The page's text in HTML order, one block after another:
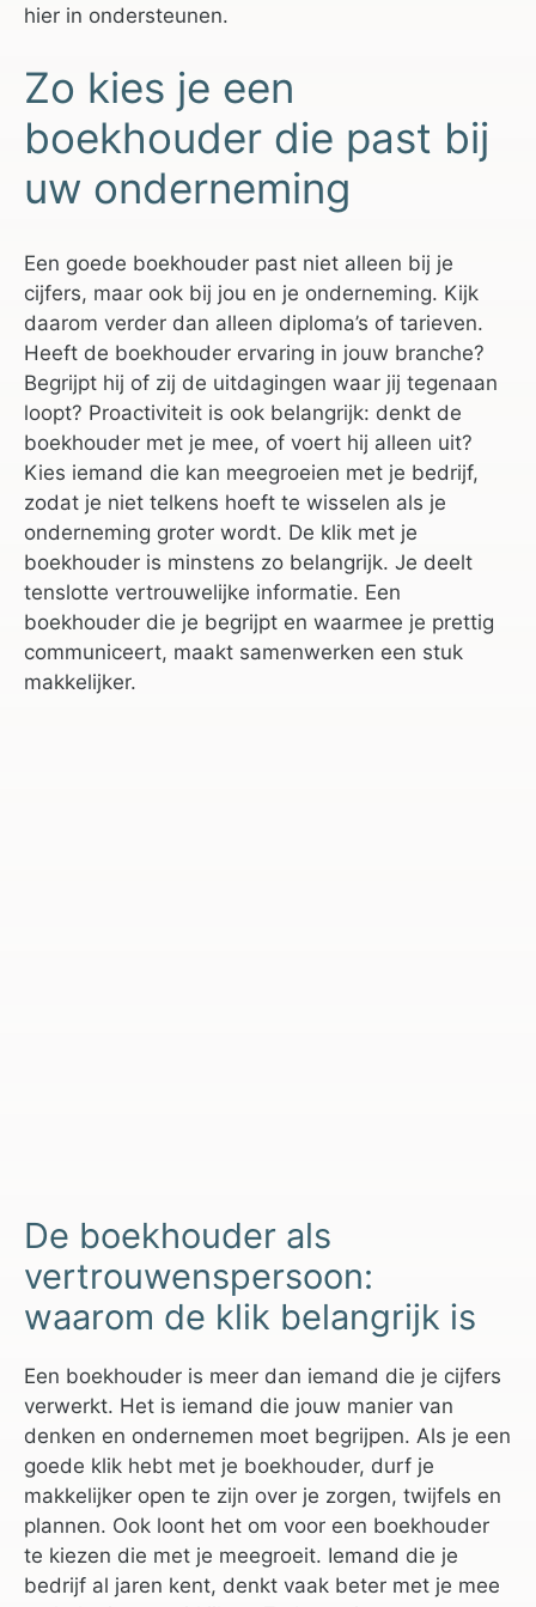
hier in ondersteunen.
Zo kies je een
boekhouder die past bij
uw onderneming
Een goede boekhouder past niet alleen bij je
cijfers, maar ook bij jou en je onderneming. Kijk
daarom verder dan alleen diploma’s of tarieven.
Heeft de boekhouder ervaring in jouw branche?
Begrijpt hij of zij de uitdagingen waar jij tegenaan
loopt? Proactiviteit is ook belangrijk: denkt de
boekhouder met je mee, of voert hij alleen uit?
Kies iemand die kan meegroeien met je bedrijf,
zodat je niet telkens hoeft te wisselen als je
onderneming groter wordt. De klik met je
boekhouder is minstens zo belangrijk. Je deelt
tenslotte vertrouwelijke informatie. Een
boekhouder die je begrijpt en waarmee je prettig
communiceert, maakt samenwerken een stuk
makkelijker.
De boekhouder als
vertrouwenspersoon:
waarom de klik belangrijk is
Een boekhouder is meer dan iemand die je cijfers
verwerkt. Het is iemand die jouw manier van
denken en ondernemen moet begrijpen. Als je een
goede klik hebt met je boekhouder, durf je
makkelijker open te zijn over je zorgen, twijfels en
plannen. Ook loont het om voor een boekhouder
te kiezen die met je meegroeit. Iemand die je
bedrijf al jaren kent, denkt vaak beter met je mee